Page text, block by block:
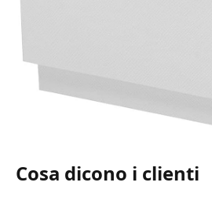
Cosa dicono i clienti